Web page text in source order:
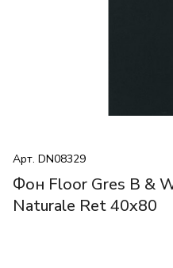
Арт. DN08329
Фон Floor Gres B &
Naturale Ret 40x80